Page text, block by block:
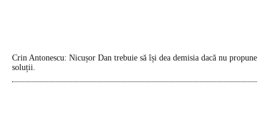
Crin Antonescu: Nicușor Dan trebuie să își dea demisia dacă nu propune
soluții.